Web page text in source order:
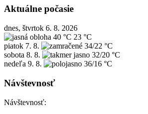
Aktuálne počasie
dnes, štvrtok 6. 8. 2026
40 °C 23 °C
piatok 7. 8.
34/22 °C
sobota 8. 8.
32/20 °C
nedeľa 9. 8. 36/16 °C
Návštevnosť
Návštevnosť: